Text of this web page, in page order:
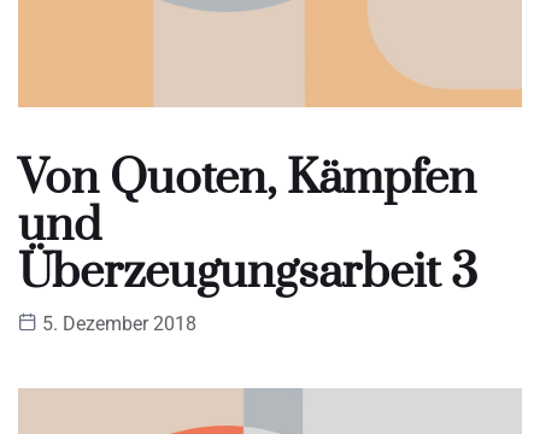
Von Quoten, Kämpfen
und
Überzeugungsarbeit 3
5. Dezember 2018